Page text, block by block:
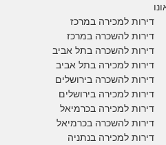
דירות למכירה במרכז
דירות להשכרה במרכז
דירות להשכרה בתל אביב
דירות למכירה בתל אביב
דירות להשכרה בירושלים
דירות למכירה בירושלים
דירות למכירה בכרמיאל
דירות להשכרה בכרמיאל
דירות למכירה בנתניה